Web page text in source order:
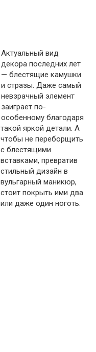
Актуальный вид
декора последних лет
— блестящие камушки
и стразы. Даже самый
невзрачный элемент
заиграет по-
особенному благодаря
такой яркой детали. А
чтобы не переборщить
с блестящими
вставками, превратив
стильный дизайн в
вульгарный маникюр,
стоит покрыть ими два
или даже один ноготь.